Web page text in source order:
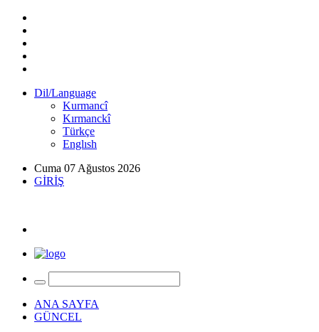
Dil/Language
Kurmancî
Kırmanckî
Türkçe
Englısh
Cuma 07 Ağustos 2026
GİRİŞ
ANA SAYFA
GÜNCEL